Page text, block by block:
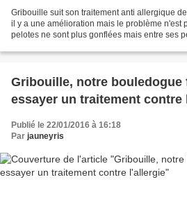
Gribouille suit son traitement anti allergique
il y a une amélioration mais le problème n'est
pelotes ne sont plus gonflées mais entre ses
Gribouille, notre bouledogue
essayer un traitement contre
Publié le 22/01/2016 à 16:18
Par jauneyris